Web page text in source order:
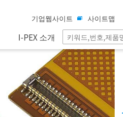
기업웹사이트 사이트맵
I-PEX 소개